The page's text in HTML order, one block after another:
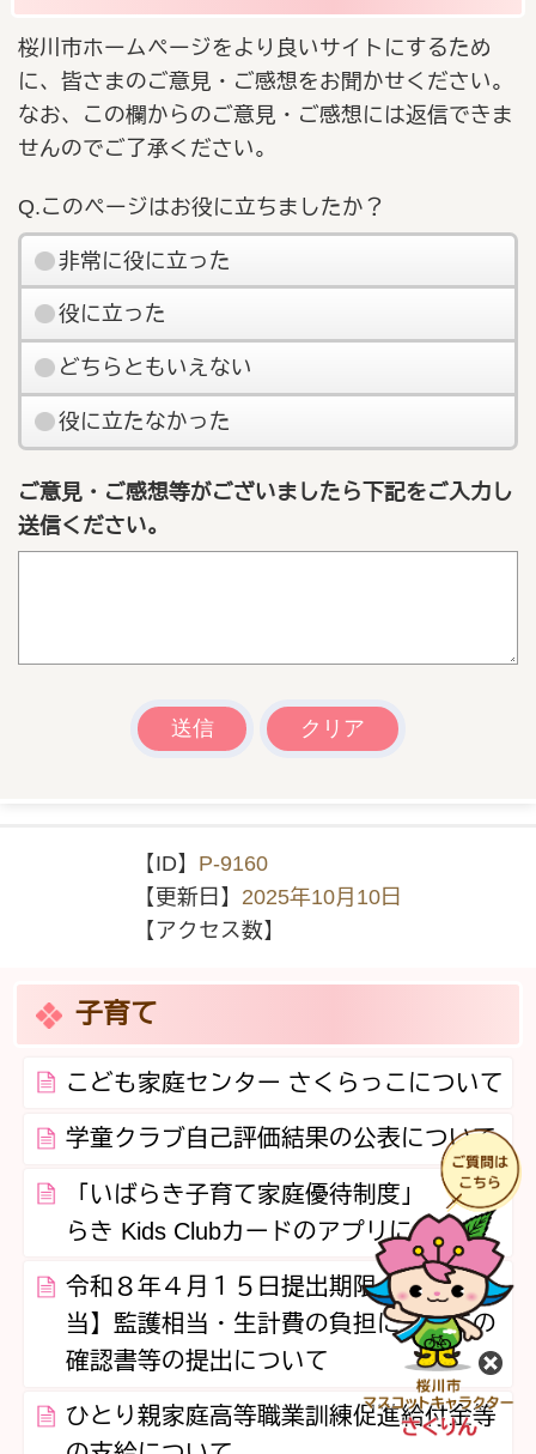
桜川市ホームページをより良いサイトにするため
に、皆さまのご意見・ご感想をお聞かせください。
なお、この欄からのご意見・ご感想には返信できま
せんのでご了承ください。
Q.このページはお役に立ちましたか？
非常に役に立った
役に立った
どちらともいえない
役に立たなかった
ご意見・ご感想等がございましたら下記をご入力し
送信ください。
【ID】 P-9160
【更新日】 2025年10月10日
【アクセス数】
子育て
こども家庭センター さくらっこについて
学童クラブ自己評価結果の公表について
「いばらき子育て家庭優待制度」 いば
らき Kids Clubカードのアプリについて
令和８年４月１５日提出期限 【児童手
当】監護相当・生計費の負担についての
確認書等の提出について
ひとり親家庭高等職業訓練促進給付金等